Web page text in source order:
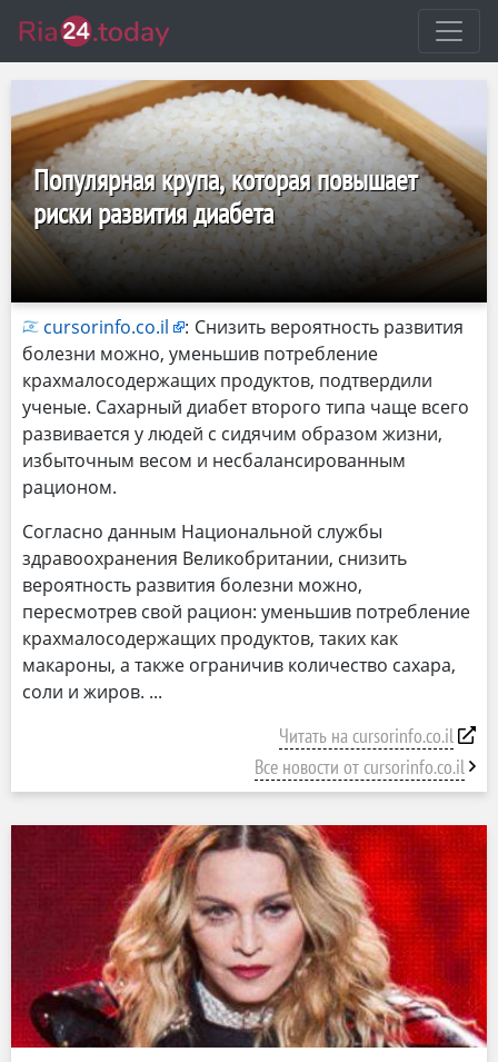
Популярная крупа, которая повышает
риски развития диабета
cursorinfo.co.il : Снизить вероятность развития
болезни можно, уменьшив потребление
крахмалосодержащих продуктов, подтвердили
ученые. Сахарный диабет второго типа чаще всего
развивается у людей с сидячим образом жизни,
избыточным весом и несбалансированным
рационом.
Согласно данным Национальной службы
здравоохранения Великобритании, снизить
вероятность развития болезни можно,
пересмотрев свой рацион: уменьшив потребление
крахмалосодержащих продуктов, таких как
макароны, а также ограничив количество сахара,
соли и жиров.
Читать на cursorinfo.co.il
Все новости от cursorinfo.co.il